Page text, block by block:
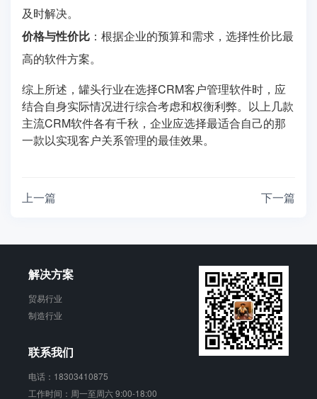
及时解决。
价格与性价比 ：根据企业的预算和需求，选择性价比最
高的软件方案。
综上所述，罐头行业在选择CRM客户管理软件时，应
结合自身实际情况进行综合考虑和权衡利弊。以上几款
主流CRM软件各有千秋，企业应选择最适合自己的那
一款以实现客户关系管理的最佳效果。
上一篇 下一篇
解决方案
贸易行业
制造行业
联系我们
电话：18303410875
工作时间：周一至周六 9:00-18:00